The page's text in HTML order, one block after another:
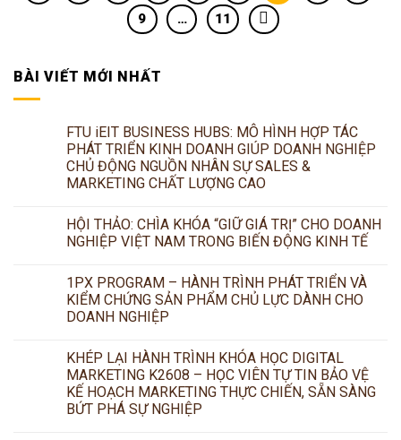
9 … 11
BÀI VIẾT MỚI NHẤT
FTU iEIT BUSINESS HUBS: MÔ HÌNH HỢP TÁC
PHÁT TRIỂN KINH DOANH GIÚP DOANH NGHIỆP
CHỦ ĐỘNG NGUỒN NHÂN SỰ SALES &
MARKETING CHẤT LƯỢNG CAO
HỘI THẢO: CHÌA KHÓA “GIỮ GIÁ TRỊ” CHO DOANH
NGHIỆP VIỆT NAM TRONG BIẾN ĐỘNG KINH TẾ
1PX PROGRAM – HÀNH TRÌNH PHÁT TRIỂN VÀ
KIỂM CHỨNG SẢN PHẨM CHỦ LỰC DÀNH CHO
DOANH NGHIỆP
KHÉP LẠI HÀNH TRÌNH KHÓA HỌC DIGITAL
MARKETING K2608 – HỌC VIÊN TỰ TIN BẢO VỆ
KẾ HOẠCH MARKETING THỰC CHIẾN, SẴN SÀNG
BỨT PHÁ SỰ NGHIỆP